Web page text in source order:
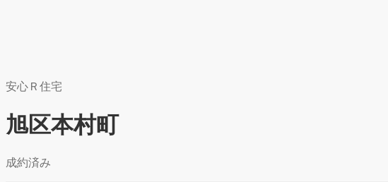
安心Ｒ住宅
旭区本村町
成約済み